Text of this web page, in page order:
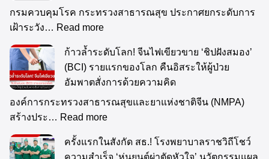
กรมควบคุมโรค กระทรวงสาธารณสุข ประกาศยกระดับการ
เฝ้าระวัง… Read more
ก้าวล้ำระดับโลก! จีนไฟเขียวขาย ‘ชิปฝังสมอง’
(BCI) รายแรกของโลก คืนอิสระให้ผู้ป่วย
อัมพาตสั่งการด้วยความคิด
องค์การกระทรวงสาธารณสุขและยาแห่งชาติจีน (NMPA)
สร้างประ… Read more
ครั้งแรกในสังกัด สธ.! โรงพยาบาลราชวิถีโชว์
ความสำเร็จ ‘หุ่นยนต์ผ่าตัดหัวใจ’ นวัตกรรมแผล